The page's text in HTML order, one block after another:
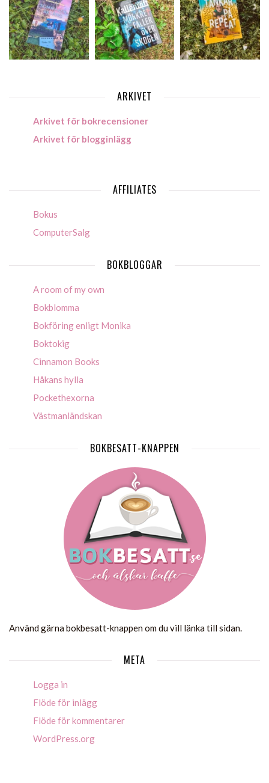
ARKIVET
Arkivet för bokrecensioner
Arkivet för blogginlägg
AFFILIATES
Bokus
ComputerSalg
BOKBLOGGAR
A room of my own
Bokblomma
Bokföring enligt Monika
Boktokig
Cinnamon Books
Håkans hylla
Pockethexorna
Västmanländskan
BOKBESATT-KNAPPEN
Använd gärna bokbesatt-knappen om du vill länka till sidan.
META
Logga in
Flöde för inlägg
Flöde för kommentarer
WordPress.org